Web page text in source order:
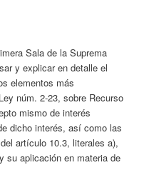
Sala de la Suprema
y explicar en detalle el
elementos más
núm. 2-23, sobre Recurso
mismo de interés
dicho interés, así como las
artículo 10.3, literales a),
su aplicación en materia de